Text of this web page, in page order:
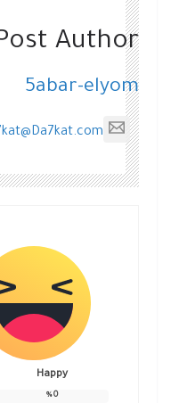
Author
5abar-elyom
Happy
0
%